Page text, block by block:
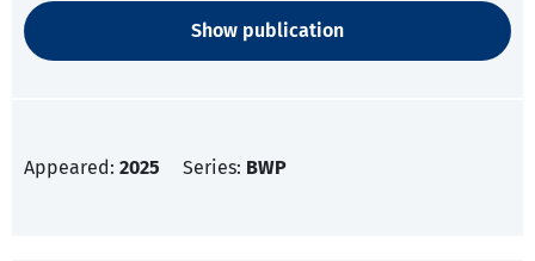
Show publication
Appeared: 2025 Series: BWP